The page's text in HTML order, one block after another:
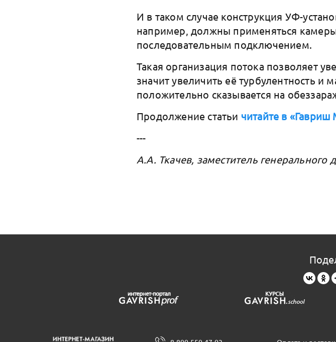
И в таком случае конструкция УФ-
например, должны применяться
последовательным подключением.
Такая организация потока позволяет
значит увеличить её турбулентность
положительно сказывается на
Продолжение статьи читайте в «Гавриш
---
А.А. Ткачев, заместитель